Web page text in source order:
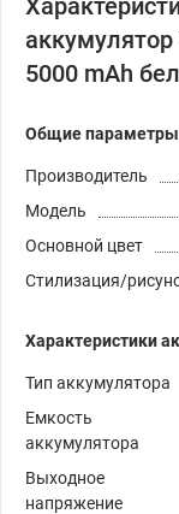
5000 mAh
Общие параметры
Производитель
Модель
Основной цвет
Стилизация/
Характеристики
Тип аккумулятора
Емкость
аккумулятора
Выходное
напряжение